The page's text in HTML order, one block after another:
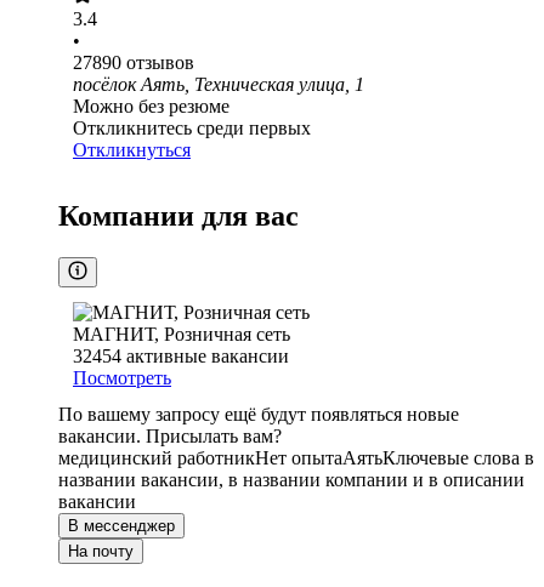
3.4
•
27890 отзывов
посёлок Аять, Техническая улица, 1
Можно без резюме
Откликнитесь среди первых
Откликнуться
Компании для вас
МАГНИТ, Розничная сеть
32454 активные вакансии
Посмотреть
По вашему запросу ещё будут появляться новые
вакансии. Присылать вам?
медицинский работникНет опытаАятьКлючевые слова в
названии вакансии, в названии компании и в описании
вакансии
В мессенджер
На почту